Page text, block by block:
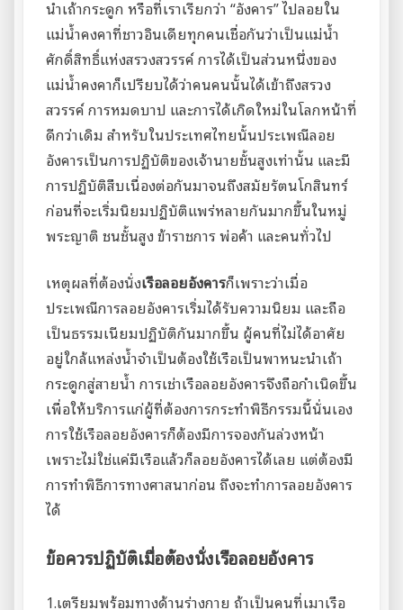
นำเถ้ากระดูก หรือที่เราเรียกว่า “อังคาร” ไปลอยใน
แม่น้ำคงคาที่ชาวอินเดียทุกคนเชื่อกันว่าเป็นแม่น้ำ
ศักดิ์สิทธิ์แห่งสรวงสวรรค์ การได้เป็นส่วนหนึ่งของ
แม่น้ำคงคาก็เปรียบได้ว่าคนคนนั้นได้เข้าถึงสรวง
สวรรค์ การหมดบาป และการได้เกิดใหม่ในโลกหน้าที่
ดีกว่าเดิม สำหรับในประเทศไทยนั้นประเพณีลอย
อังคารเป็นการปฏิบัติของเจ้านายชั้นสูงเท่านั้น และมี
การปฏิบัติสืบเนื่องต่อกันมาจนถึงสมัยรัตนโกสินทร์
ก่อนที่จะเริ่มนิยมปฏิบัติแพร่หลายกันมากขึ้นในหมู่
พระญาติ ชนชั้นสูง ข้าราชการ พ่อค้า และคนทั่วไป
เหตุผลที่ต้องนั่งเรือลอยอังคารก็เพราะว่าเมื่อ
ประเพณีการลอยอังคารเริ่มได้รับความนิยม และถือ
เป็นธรรมเนียมปฏิบัติกันมากขึ้น ผู้คนที่ไม่ได้อาศัย
อยู่ใกล้แหล่งน้ำจำเป็นต้องใช้เรือเป็นพาหนะนำเถ้า
กระดูกสู่สายน้ำ การเช่าเรือลอยอังคารจึงถือกำเนิดขึ้น
เพื่อให้บริการแก่ผู้ที่ต้องการกระทำพิธีกรรมนี้นั่นเอง
การใช้เรือลอยอังคารก็ต้องมีการจองกันล่วงหน้า
เพราะไม่ใช่แค่มีเรือแล้วก็ลอยอังคารได้เลย แต่ต้องมี
การทำพิธีการทางศาสนาก่อน ถึงจะทำการลอยอังคาร
ได้
ข้อควรปฏิบัติเมื่อต้องนั่งเรือลอยอังคาร
1.เตรียมพร้อมทางด้านร่างกาย ถ้าเป็นคนที่เมาเรือ